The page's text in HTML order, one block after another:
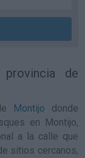
de
Montijo donde
en Montijo,
a la calle que
sitios cercanos,